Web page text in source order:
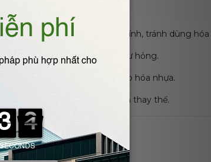
biến dạng.
sạch hoặc dung dịch trung tính, tránh dùng
sleeve, bích nhựa nếu bị hư hỏng.
ánh nắng trực tiếp, giảm lão hóa nhựa.
trạng bể để dự báo thời gian thay thế.
tuổi thọ bể
chất và nhiệt độ sử dụng.